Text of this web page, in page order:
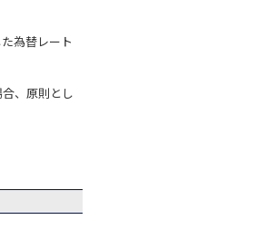
為替レート
、原則とし